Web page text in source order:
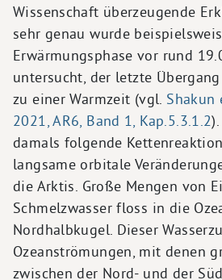
Wissenschaft überzeugende
sehr genau wurde
Erwärmungsphase vor rund
untersucht, der letzte
zu einer Warmzeit (vgl. Shakun
2021, AR6, Band 1, Kap.5.3.1.2
damals folgende
langsame orbitale
die Arktis. Große Mengen von
Schmelzwasser floss in die
Nordhalbkugel. Dieser
Ozeanströmungen, mit denen
zwischen der Nord- und der